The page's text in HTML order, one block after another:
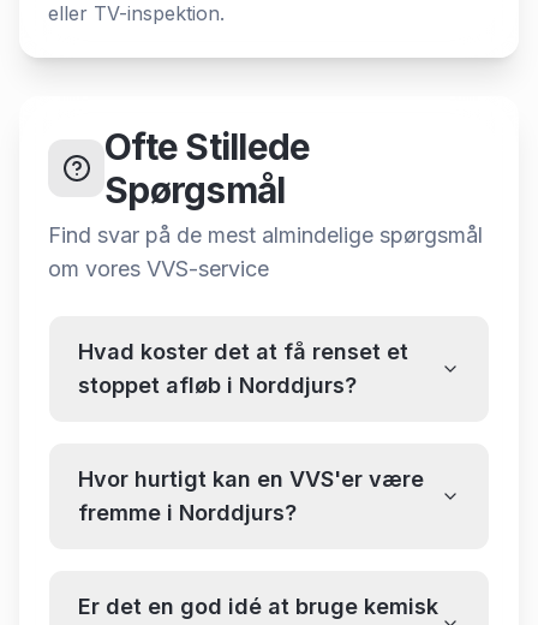
eller TV-inspektion.
Ofte Stillede
Spørgsmål
Find svar på de mest almindelige spørgsmål
om vores VVS-service
Hvad koster det at få renset et
stoppet afløb i Norddjurs?
Hvor hurtigt kan en VVS'er være
fremme i Norddjurs?
Er det en god idé at bruge kemisk